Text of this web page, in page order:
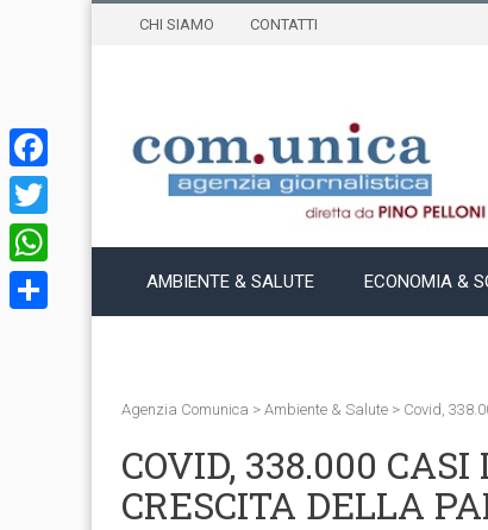
CHI SIAMO CONTATTI
AMBIENTE & SALUTE ECONOMIA &
Agenzia Comunica > Ambiente & Salute > Covid,
COVID, 338.000
CRESCITA DELLA
Facebook
Twitter
WhatsApp